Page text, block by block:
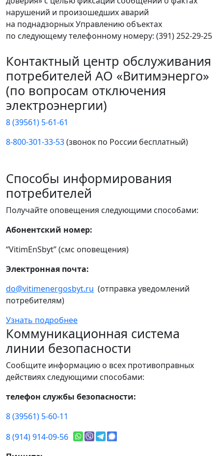
нарушений и произошедших аварий
на поднадзорных Управлению объектах
по следующему телефонному номеру: (391) 252-29-25
Контактный центр обслуживания
потребителей АО «Витимэнерго»
(по вопросам отключения
электроэнергии)
8 (39561) 5-61-61
8-800-301-33-53(звонок по России бесплатный)
Способы информирования
потребителей
Получайте оповещения следующими способами:
Абонентский номер:
“VitimEnSbyt” (смс оповещения)
Электронная почта:
do@vitimenergosbyt.ru (отправка уведомлений
потребителям)
Узнать подробнее
Коммуникационная система
линии безопасности
Сообщите информацию о всех противоправных
действиях следующими способами:
телефон службы безопасности:
8 (39561) 5-60-11
8 (914) 914-09-56